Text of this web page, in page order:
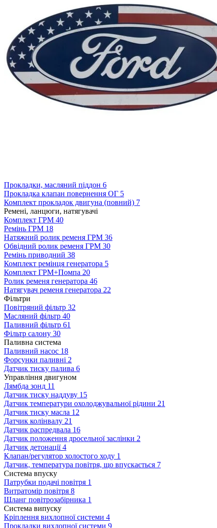
Прокладки, масляний піддон 6
Прокладка клапан повернення ОГ 5
Комплект прокладок двигуна (повний) 7
Ремені, ланцюги, натягувачі
Комплект ГРМ 40
Ремінь ГРМ 18
Натяжний ролик ременя ГРМ 36
Обвідний ролик ременя ГРМ 30
Ремінь приводний 38
Комплект ремінця генератора 5
Комплект ГРМ+Помпа 20
Ролик ременя генератора 46
Натягувач ременя генератора 22
Фільтри
Повітряний фільтр 32
Масляний фільтр 40
Паливний фільтр 61
Фільтр салону 30
Паливна система
Паливний насос 18
Форсунки паливні 2
Датчик тиску палива 6
Управління двигуном
Лямбда зонд 11
Датчик тиску наддуву 15
Датчик температури охолоджувальної рідини 21
Датчик тиску масла 12
Датчик колінвалу 21
Датчик распредвала 16
Датчик положення дросельної заслінки 2
Датчик детонації 4
Клапан/регулятор холостого ходу 1
Датчик, температура повітря, що впускається 7
Система впуску
Патрубки подачі повітря 1
Витратомір повітря 8
Шланг повітрозабірника 1
Система випуску
Кріплення вихлопної системи 4
Прокладки вихлопної системи 9